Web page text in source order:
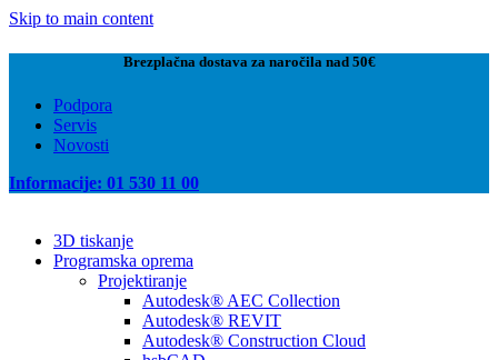
Skip to main content
Brezplačna dostava za naročila nad 50€
Podpora
Servis
Novosti
Informacije: 01 530 11 00
3D tiskanje
Programska oprema
Projektiranje
Autodesk® AEC Collection
Autodesk® REVIT
Autodesk® Construction Cloud